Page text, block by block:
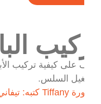
على كيفية تركيب
السلس.
كتبه:تيفاني